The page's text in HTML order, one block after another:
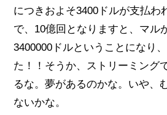
につきおよそ3400ドルが支払わ
で、10億回となりますと、マル
3400000ドルということになり
た！！そうか、ストリーミング
るな。夢があるのかな。いや、
ないかな。